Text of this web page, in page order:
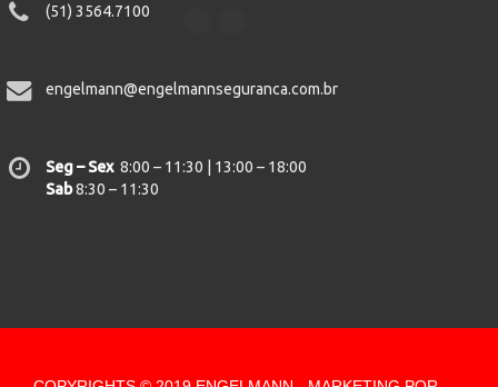
(51) 3564.7100
engelmann@engelmannseguranca.com.br
Seg – Sex8:00 – 11:30 | 13:00 – 18:00
Sab8:30 – 11:30